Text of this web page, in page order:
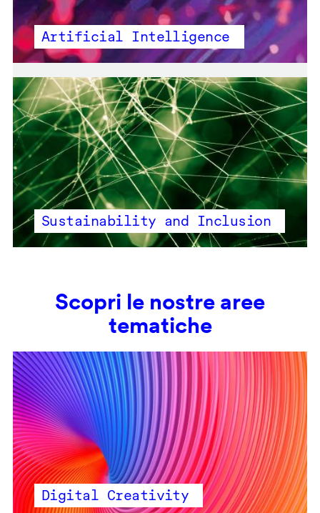
Artificial Intelligence
Sustainability and Inclusion
Scopri le nostre aree
tematiche
Digital Creativity